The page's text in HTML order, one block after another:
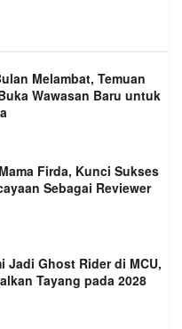
Melambat, Temuan
Wawasan Baru untuk
Firda, Kunci Sukses
Sebagai Reviewer
Jadi Ghost Rider di MCU,
Tayang pada 2028